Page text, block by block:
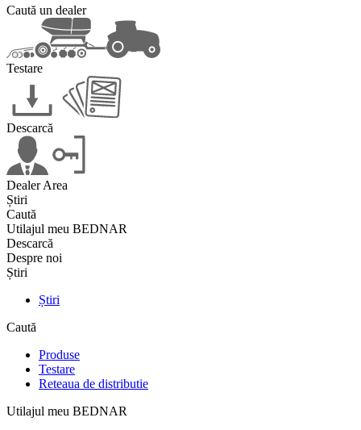
Caută un dealer
Testare
Descarcă
Dealer Area
Știri
Caută
Utilajul meu BEDNAR
Descarcă
Despre noi
Știri
Știri
Caută
Produse
Testare
Reteaua de distributie
Utilajul meu BEDNAR